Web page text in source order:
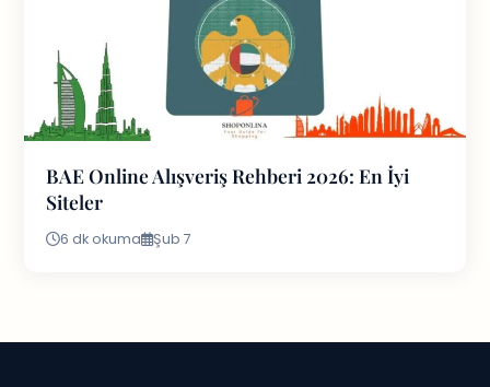
BAE Online Alışveriş Rehberi 2026: En İyi
Siteler
6 dk okuma Şub 7